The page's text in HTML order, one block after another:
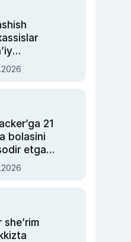
xavotir
21
bolasini
etgan
o‘qildi